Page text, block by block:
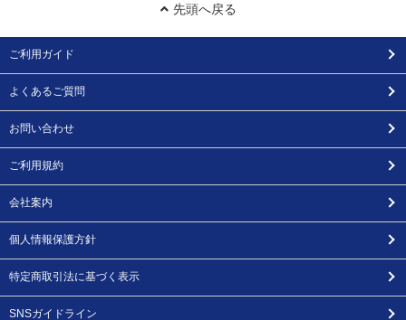
先頭へ戻る
ご利用ガイド
よくあるご質問
お問い合わせ
ご利用規約
会社案内
個人情報保護方針
特定商取引法に基づく表示
SNSガイドライン